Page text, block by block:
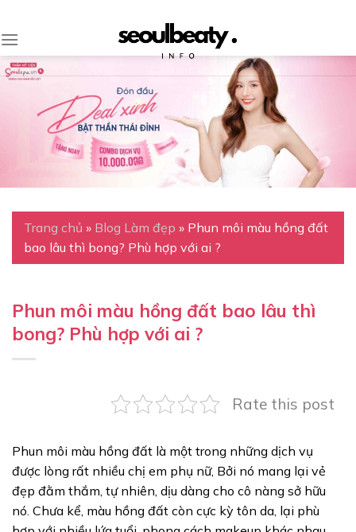
content
Trang chủ » Blog Làm đẹp » Phun môi màu hồng đất
bao lâu thì bong? Phù hợp với ai ?
Phun môi màu hồng đất bao lâu thì
bong? Phù hợp với ai ?
Rate this post
Phun môi màu hồng đất là một trong những dịch vụ
được lòng rất nhiều chị em phụ nữ, Bởi nó mang lại vẻ
đẹp đằm thắm, tự nhiên, dịu dàng cho cô nàng sở hữu
nó. Chưa kể, màu hồng đất còn cực kỳ tôn da, lại phù